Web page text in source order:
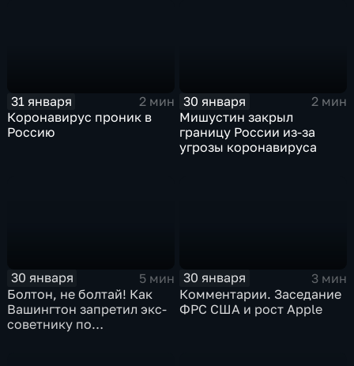
31 января
2 мин
Коронавирус проник в
Россию
30 января
2 мин
Мишустин закрыл
границу России из-за
угрозы коронавируса
30 января
5 мин
Болтон, не болтай! Как
Вашингтон запретил экс-
советнику по
30 января
3 мин
Комментарии. Заседание
ФРС США и рост Apple